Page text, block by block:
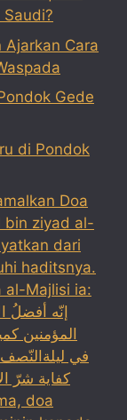
Ajarkan Cara
Gede
di Pondok
Doa
bin ziyad al-
dari
haditsnya.
al-Majlisi ia:
إنّه أفضلُ
المؤمنين
في
كفاية شرّ